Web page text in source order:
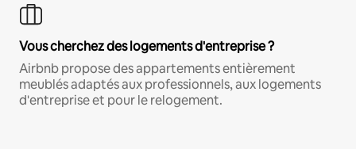
Vous cherchez des logements d'entreprise ?
Airbnb propose des appartements entièrement
meublés adaptés aux professionnels, aux logements
d'entreprise et pour le relogement.